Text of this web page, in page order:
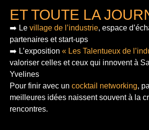
ET TOUTE LA
➡️ Le village de l’industrie, espace
partenaires et start-ups
➡️ L’exposition « Les Talentueux de
valoriser celles et ceux qui innovent à
Yvelines
Pour finir avec un cocktail networking,
meilleures idées naissent souvent à la
rencontres.